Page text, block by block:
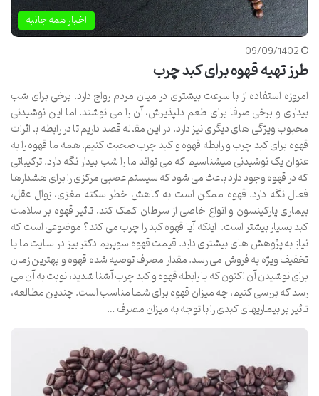
اخبار همه جانبه
09/09/1402
طرز تهیه قهوه برای کبد چرب
امروزه استفاده از با سرعت بیشتری در میان مردم رواج دارد. برخی برای شب
بیداری و برخی صرفا برای طعم دلپذیرش، آن را می نوشند. اما این نوشیدنی
محبوب ویژگی های دیگری نیز دارد. در این مقاله قصد داریم تا در رابطه با اثرات
قهوه برای کبد چرب و رابطه قهوه و کبد چرب صحبت کنیم. همه ما قهوه را به
عنوان یک نوشیدنی میشناسیم که می تواند ما را شب بیدار نگه دارد. ترکیباتی
که در قهوه وجود دارد باعث می شود که سیستم عصبی مرکزی را برای هشدارها
فعال نگه دارد. قهوه ممکن است به کاهش خطر سکته مغزی، زوال عقل،
بیماری پارکینسون و انواع خاصی از سرطان کمک کند، تاثیر قهوه بر سلامت
کبد بسیار بیشتر است. اینکه آیا قهوه کبد را چرب می کند؟ موضوعی است که
نیاز به پژوهش های بیشتری دارد. قیمت قهوه سوپریم دکتر بیز در سایت ما با
تخفیف ویژه به فروش می رسد. مقدار مصرف توصیه شده قهوه و بهترین زمان
برای نوشیدن آن اکنون که با رابطه قهوه و کبد چرب آشنا شدید، نوبت به آن می
رسد که بررسی کنیم، چه میزان قهوه برای شما مناسب است. چندین مطالعه،
تاثیر بر بیماریهای کبدی را با توجه به میزان مصرف …